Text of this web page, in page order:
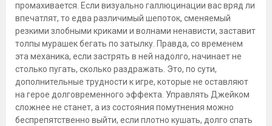
промахивается. Если визуально галлюцинации вас вряд ли
впечатлят, то едва различимый шепоток, сменяемый
резкими злобными криками и волнами ненависти, заставит
толпы мурашек бегать по затылку. Правда, со временем
эта механика, если застрять в ней надолго, начинает не
столько пугать, сколько раздражать. Это, по сути,
дополнительные трудности к игре, которые не оставляют
на герое долговременного эффекта. Управлять Джейком
сложнее не станет, а из состояния помутнения можно
беспрепятственно выйти, если плотно кушать, долго спать